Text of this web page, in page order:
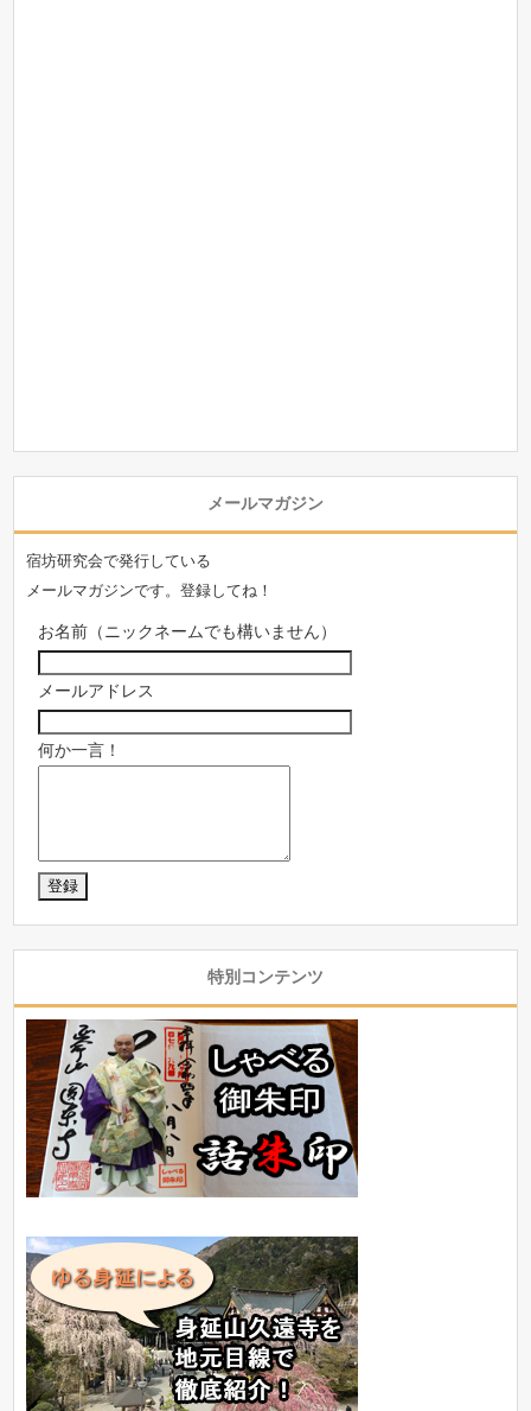
メールマガジン
宿坊研究会で発行している
メールマガジンです。登録してね！
お名前（ニックネームでも構いません）
メールアドレス
何か一言！
特別コンテンツ